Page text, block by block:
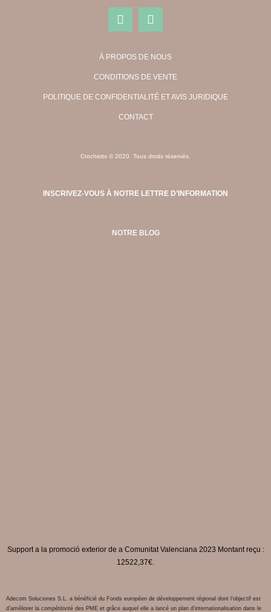
À PROPOS DE NOUS
CONDITIONS DE VENTE
POLITIQUE DE CONFIDENTIALITÉ ET AVIS JURIDIQUE
CONTACT
Crochetts © 2020. Tous droits réservés.
INSCRIVEZ-VOUS À NOTRE LETTRE D’INFORMATION
NOTRE BLOG
Support a la promoció exterior de a Comunitat Valenciana 2023 Montant reçu :
12522,37€.
Adecom Soluciones S.L. a bénéficié du Fonds européen de développement régional dont l’objectif est
d’améliorer la compétitivité des PME et grâce auquel elle a lancé un plan d’internationalisation dans le